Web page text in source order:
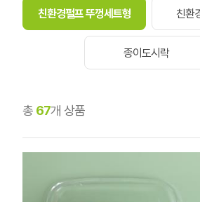
친환경펄프 뚜껑세트형 친환
종이도시락
총 67개 상품